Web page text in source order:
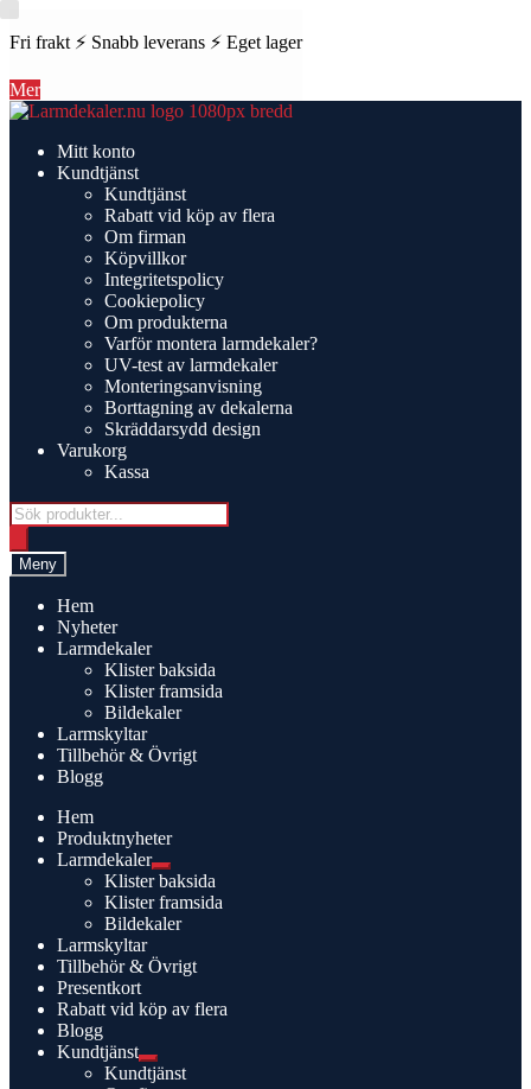
Fri frakt ⚡ Snabb leverans ⚡ Eget lager
Mer
Hoppa
navigering
Hoppa
innehållMitt konto
Kundtjänst
Kundtjänst
Rabatt vid köp av flera
Om firman
Köpvillkor
Integritetspolicy
Cookiepolicy
Om produkterna
Varför montera larmdekaler?
UV-test av larmdekaler
Monteringsanvisning
Borttagning av dekalerna
Skräddarsydd design
Varukorg
Kassa
Products
search
Meny
Hem
Nyheter
Larmdekaler
Klister baksida
Klister framsida
Bildekaler
Larmskyltar
Tillbehör & Övrigt
Blogg
Hem
Produktnyheter
Larmdekaler
Expandera
undermeny
Klister baksida
Klister framsida
Bildekaler
Larmskyltar
Tillbehör & Övrigt
Presentkort
Rabatt vid köp av flera
Blogg
Kundtjänst
Expandera
undermeny
Kundtjänst